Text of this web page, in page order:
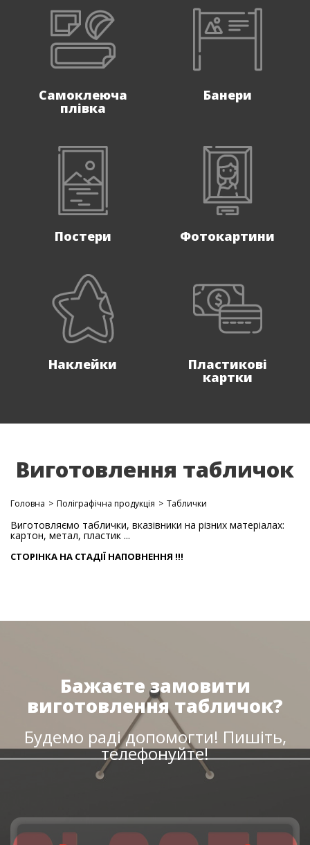
Самоклеюча
плівка
Банери
Постери Фотокартини
Наклейки Пластикові
картки
Виготовлення табличок
Головна > Поліграфічна продукція > Таблички
Виготовляємо таблички, вказівники на різних матеріалах:
картон, метал, пластик ...
СТОРІНКА НА СТАДІЇ НАПОВНЕННЯ !!!
Бажаєте замовити
виготовлення табличок?
Будемо раді допомогти! Пишіть,
телефонуйте!